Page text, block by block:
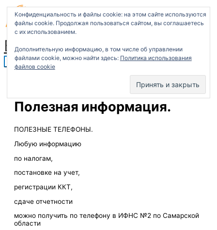
Перейти
содержимому
Бухгалтерские услуги
меню
Полезная информация.
ПОЛЕЗНЫЕ ТЕЛЕФОНЫ.
Любую информацию
по налогам,
постановке на учет,
регистрации ККТ,
сдаче отчетности
можно получить по телефону в ИФНС №2 по Самарской
области
e
l
e
g
r
m
П
о
и
к
:
Конфиденциальность и файлы cookie: на этом сайте используются
файлы cookie. Продолжая пользоваться сайтом, вы соглашаетесь
с их использованием.
Дополнительную информацию, в том числе об управлении
файлами cookie, можно найти здесь: Политика использования
файлов cookie